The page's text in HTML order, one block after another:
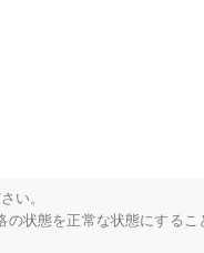
い。
状態を正常な状態にするこ